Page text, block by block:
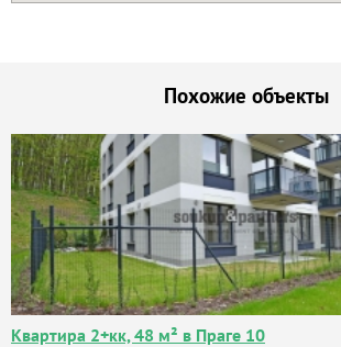
Похожие объекты
Квартира 2+кк, 48 м² в Праге 10